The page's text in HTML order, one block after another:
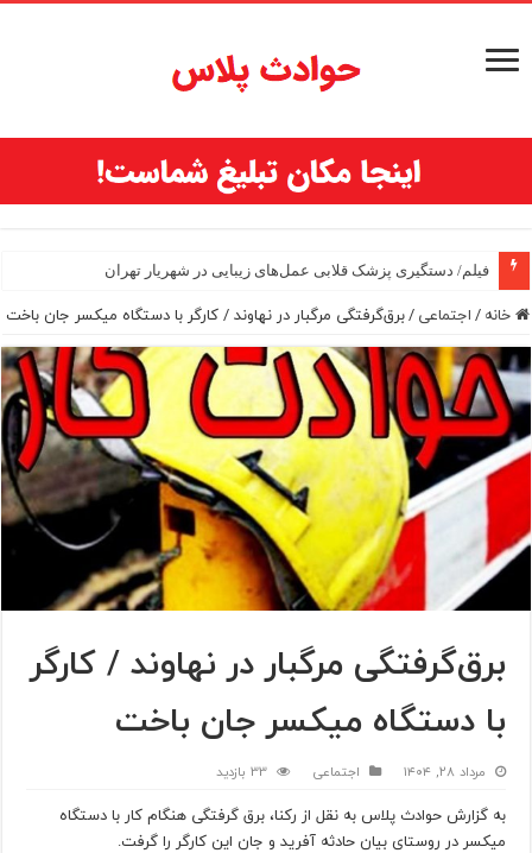
فیلم/ دستگیری پزشک قلابی عمل‌های زیبایی در شهریار تهران
خانه/اجتماعی/برق‌گرفتگی مرگبار در نهاوند / کارگر با دستگاه میکسر جان باخت
برق‌گرفتگی مرگبار در نهاوند / کارگر
با دستگاه میکسر جان باخت
مرداد ۲۸, ۱۴۰۴ اجتماعی 33 بازدید
به گزارش حوادث پلاس به نقل از رکنا، برق گرفتگی هنگام کار با دستگاه
میکسر در روستای بیان حادثه آفرید و جان این کارگر را گرفت.